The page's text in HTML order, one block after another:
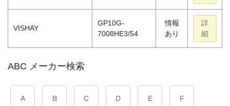
VISHAY
GP10G-
7008HE3/54
情報
あり
詳
細
ABC メーカー検索
A B C D E F